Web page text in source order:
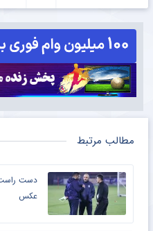
مطالب مرتبط
دست راست
عکس